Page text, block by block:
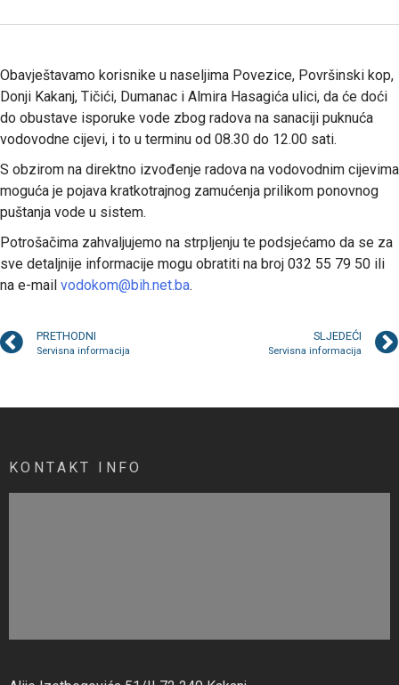
Obavještavamo korisnike u naseljima Povezice, Površinski kop,
Donji Kakanj, Tičići, Dumanac i Almira Hasagića ulici, da će doći
do obustave isporuke vode zbog radova na sanaciji puknuća
vodovodne cijevi, i to u terminu od 08.30 do 12.00 sati.
S obzirom na direktno izvođenje radova na vodovodnim cijevima
moguća je pojava kratkotrajnog zamućenja prilikom ponovnog
puštanja vode u sistem.
Potrošačima zahvaljujemo na strpljenju te podsjećamo da se za
sve detaljnije informacije mogu obratiti na broj 032 55 79 50 ili
na e-mail vodokom@bih.net.ba.
PRETHODNI
Servisna informacija
SLJEDEĆI
Servisna informacija
KONTAKT INFO